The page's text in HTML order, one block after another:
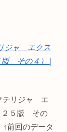
ジャ エクス
その４） |
テリジャ エ
２５版 その
↑前回のデータ